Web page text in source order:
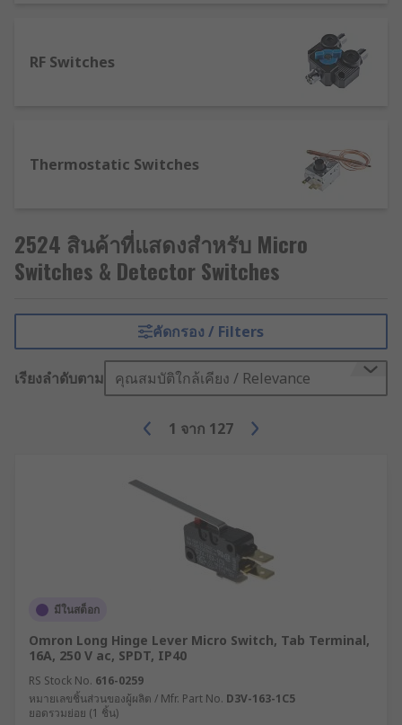
offNormally Closed (N/C): the normally closed
path indicates that the current flow is not
activating arm is moved in the connection: when
one connection path is activated the other is
Where are microswitches used?
Microswitches are handy as safety devices since
therefore preventing accidents related to the
automatic activation of power machines or the
closure of doors, for example.They're widely used
in the industrial and automotive sectors,
everyday objects like vending machines, lifts,
range of microswitches, we also offer a choice of
accessories to improve their efficacy and simplify
their maintenance including:Microswitches
actuatorsMicroswitches capsMicroswitches hex
nutsMicroswitches leversMicroswitches terminal
covers
What are detector switches ?
Detector switches are used to detect mechanical
movements and convert to an electronic signal.
RF Switches
Thermostatic Switches
2524 สินค้าที่แสดงสำหรับ Micro
Switches & Detector Switches
คัดกรอง / Filters
เรียงลำดับตาม คุณสมบัติใกล้เคียง / Relevance
1 จาก 127
มีในสต็อก
Omron Long Hinge Lever Micro Switch, Tab Terminal,
16A, 250 V ac, SPDT, IP40
RS Stock No. 616-0259
หมายเลขชิ้นส่วนของผู้ผลิต / Mfr. Part No. D3V-163-1C5
ยอดรวมย่อย (1 ชิ้น)